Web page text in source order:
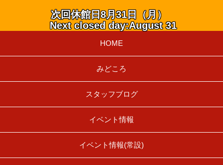
次回休館日8月31日（月）
Next closed day:August 31
HOME
みどころ
スタッフブログ
イベント情報
イベント情報(常設)